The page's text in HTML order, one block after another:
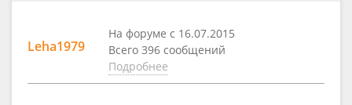
Leha1979
На форуме с 16.07.2015
Всего 396 сообщений
Подробнее